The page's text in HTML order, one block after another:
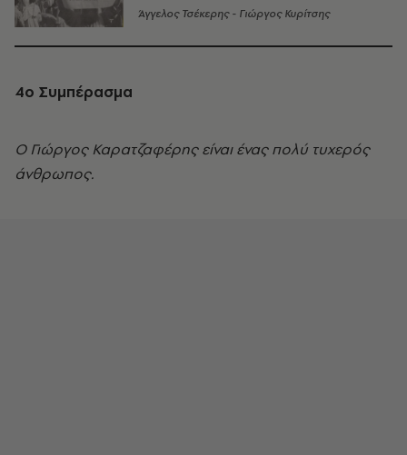
Άγγελος Τσέκερης - Γιώργος Κυρίτσης
4o Συμπέρασμα
Ο Γιώργος Καρατζαφέρης είναι ένας πολύ τυχερός
άνθρωπος.